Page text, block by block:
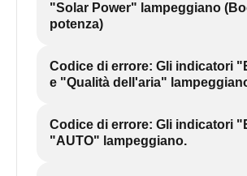
"Solar Power" lampeggiano
potenza)
Codice di errore: Gli indicatori
e "Qualità dell'aria"
Codice di errore: Gli indicatori
"AUTO" lampeggiano.